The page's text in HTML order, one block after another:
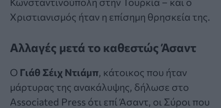
Χριστιανισμός ήταν η επίσημη θρησκεία της.
Αλλαγές μετά το καθεστώς Άσαντ
Ο Γιάθ Σέιχ Ντιάμπ, κάτοικος που ήταν
μάρτυρας της ανακάλυψης, δήλωσε στο
Associated Press ότι επί Άσαντ, οι Σύροι που